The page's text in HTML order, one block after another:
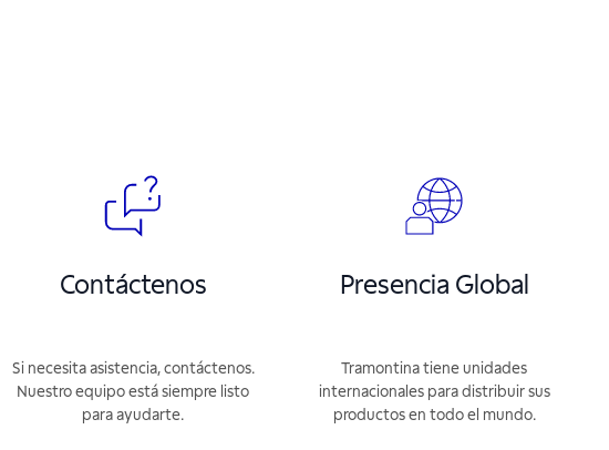
Contáctenos
Si necesita asistencia, contáctenos.
Nuestro equipo está siempre listo
para ayudarte.
Presencia Global
Tramontina tiene unidades
internacionales para distribuir sus
productos en todo el mundo.